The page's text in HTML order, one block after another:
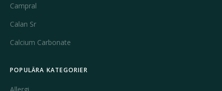
Campral
Calan Sr
Calcium Carbonate
POPULÄRA KATEGORIER
Allergi